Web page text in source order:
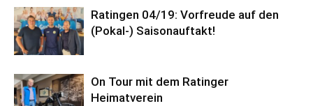
Ratingen 04/19: Vorfreude auf den
(Pokal-) Saisonauftakt!
On Tour mit dem Ratinger
Heimatverein